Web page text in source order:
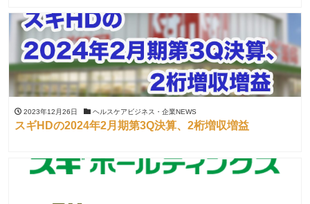
2023年12月26日 ヘルスケアビジネス・企業NEWS
スギHDの2024年2月期第3Q決算、2桁増収増益